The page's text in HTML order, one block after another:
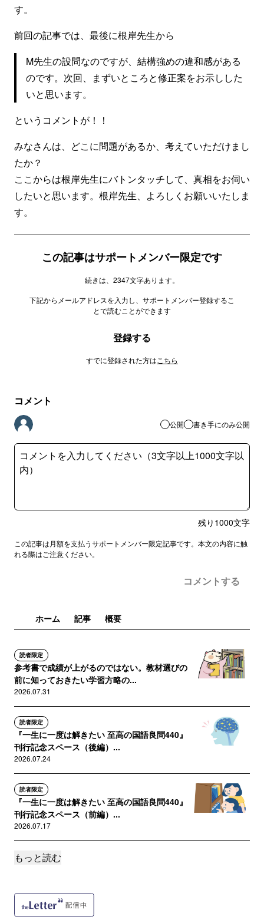
す。
前回の記事では、最後に根岸先生から
M先生の設問なのですが、結構強めの違和感がある
のです。次回、まずいところと修正案をお示しした
いと思います。
というコメントが！！
みなさんは、どこに問題があるか、考えていただけまし
たか？
ここからは根岸先生にバトンタッチして、真相をお伺い
したいと思います。根岸先生、よろしくお願いいたしま
す。
この記事はサポートメンバー限定です
続きは、2347文字あります。
下記からメールアドレスを入力し、サポートメンバー登録するこ
とで読むことができます
登録する
すでに登録された方は こちら
コメント
公開 書き手にのみ公開
残り 1000文字
この記事は月額を支払うサポートメンバー限定記事です。本文の内容に触
れる際はご注意ください。
コメントする
ホーム 記事 概要
読者限定
参考書で成績が上がるのではない。教材選びの
前に知っておきたい学習方略の...
2026.07.31
読者限定
『一生に一度は解きたい 至高の国語良問440』
刊行記念スペース（後編）...
2026.07.24
読者限定
『一生に一度は解きたい 至高の国語良問440』
刊行記念スペース（前編）...
2026.07.17
サポートメンバー限定
2026.07.07
もっと読む